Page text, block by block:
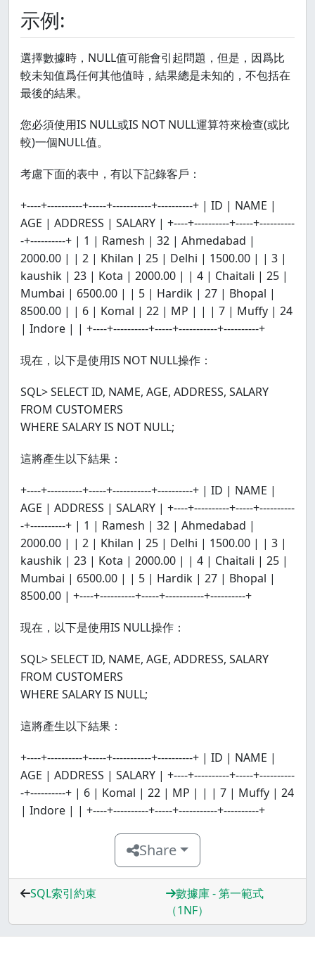
示例:
選擇數據時，NULL值可能會引起問題，但是，因爲比
較未知值爲任何其他值時，結果總是未知的，不包括在
最後的結果。
您必須使用IS NULL或IS NOT NULL運算符來檢查(或比
較)一個NULL值。
考慮下面的表中，有以下記錄客戶：
+----+----------+-----+-----------+----------+ | ID | NAME |
AGE | ADDRESS | SALARY | +----+----------+-----+----------
-+----------+ | 1 | Ramesh | 32 | Ahmedabad |
2000.00 | | 2 | Khilan | 25 | Delhi | 1500.00 | | 3 |
kaushik | 23 | Kota | 2000.00 | | 4 | Chaitali | 25 |
Mumbai | 6500.00 | | 5 | Hardik | 27 | Bhopal |
8500.00 | | 6 | Komal | 22 | MP | | | 7 | Muffy | 24
| Indore | | +----+----------+-----+-----------+----------+
現在，以下是使用IS NOT NULL操作：
SQL> SELECT ID, NAME, AGE, ADDRESS, SALARY
FROM CUSTOMERS
WHERE SALARY IS NOT NULL;
這將產生以下結果：
+----+----------+-----+-----------+----------+ | ID | NAME |
AGE | ADDRESS | SALARY | +----+----------+-----+----------
-+----------+ | 1 | Ramesh | 32 | Ahmedabad |
2000.00 | | 2 | Khilan | 25 | Delhi | 1500.00 | | 3 |
kaushik | 23 | Kota | 2000.00 | | 4 | Chaitali | 25 |
Mumbai | 6500.00 | | 5 | Hardik | 27 | Bhopal |
8500.00 | +----+----------+-----+-----------+----------+
現在，以下是使用IS NULL操作：
SQL> SELECT ID, NAME, AGE, ADDRESS, SALARY
FROM CUSTOMERS
WHERE SALARY IS NULL;
這將產生以下結果：
+----+----------+-----+-----------+----------+ | ID | NAME |
AGE | ADDRESS | SALARY | +----+----------+-----+----------
-+----------+ | 6 | Komal | 22 | MP | | | 7 | Muffy | 24
| Indore | | +----+----------+-----+-----------+----------+
Share
SQL索引約束
數據庫 - 第一範式
（1NF）